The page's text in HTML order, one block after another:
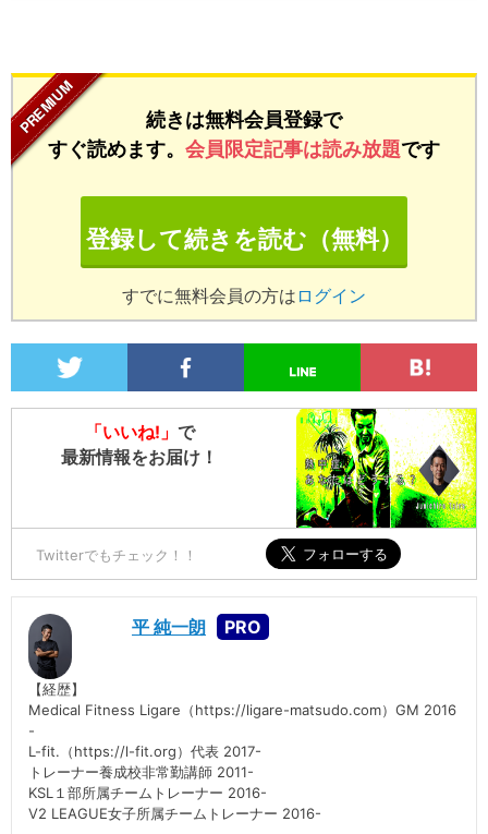
続きは無料会員登録で
すぐ読めます。 会員限定記事は読み放題です
登録して続きを読む（無料）
すでに無料会員の方は ログイン
「いいね!」 で
最新情報をお届け！
Twitterでもチェック！！
平 純一朗
【経歴】
Medical Fitness Ligare（https://ligare-matsudo.com）GM 2016
-
L-fit.（https://l-fit.org）代表 2017-
トレーナー養成校非常勤講師 2011-
KSL１部所属チームトレーナー 2016-
V2 LEAGUE女子所属チームトレーナー 2016-